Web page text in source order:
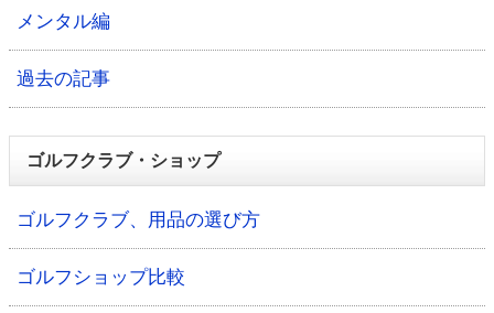
メンタル編
過去の記事
ゴルフクラブ・ショップ
ゴルフクラブ、用品の選び方
ゴルフショップ比較